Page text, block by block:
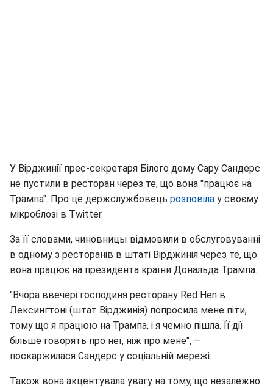
У Вірджинії прес-секретаря Білого дому Сару Сандерс
не пустили в ресторан через те, що вона "працює на
Трампа". Про це держслужбовець розповіла у своєму
мікроблозі в Twitter.
За її словами, чиновницы відмовили в обслуговуванні
в одному з ресторанів в штаті Вірджинія через те, що
вона працює на президента країни Дональда Трампа.
"Вчора ввечері господиня ресторану Red Hen в
Лексингтоні (штат Вірджинія) попросила мене піти,
тому що я працюю на Трампа, і я чемно пішла. Її дії
більше говорять про неї, ніж про мене", —
поскаржилася Сандерс у соціальній мережі.
Також вона акцентувала увагу на тому, що незалежно